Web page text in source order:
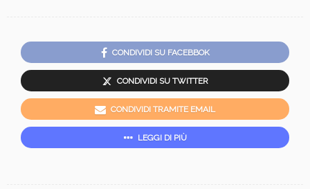
CONDIVIDI SU FACEBBOK
CONDIVIDI SU TWITTER
CONDIVIDI TRAMITE EMAIL
LEGGI DI PIÙ